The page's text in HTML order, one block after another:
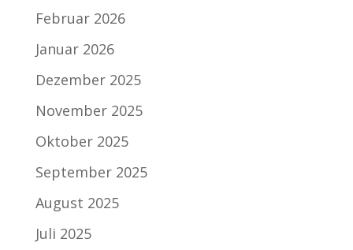
Februar 2026
Januar 2026
Dezember 2025
November 2025
Oktober 2025
September 2025
August 2025
Juli 2025